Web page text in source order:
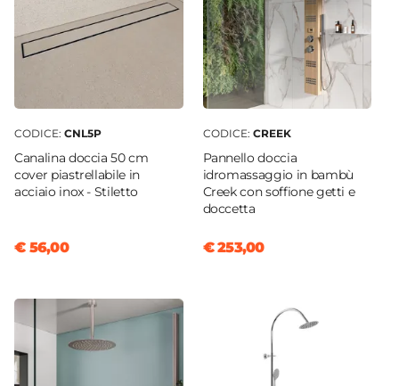
Sì - (100 x 80 cm)
Regolabile
80 cm |78,5 cm
Entrata
Dimensione Entrata
Vetro temperato
Finitura Anta
CODICE: CNL5P
Canalina doccia 50 cm
cover piastrellabile in
acciaio inox - Stiletto
€ 56,00
CODICE: CREEK
Pannello doccia
idromassaggio in bambù
Creek con soffione getti e
doccetta
€ 253,00